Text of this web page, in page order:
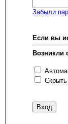
Забыли
Если вы
Возникли